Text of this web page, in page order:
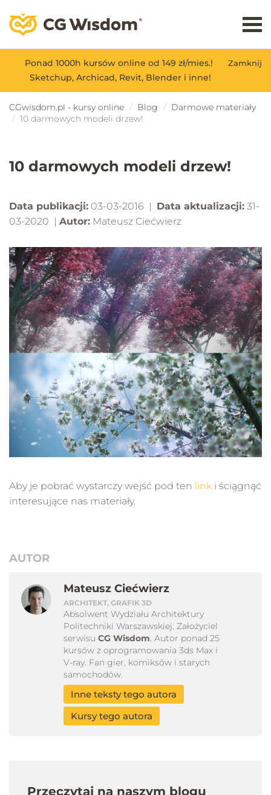
Zamknij
Ponad 1000h kursów online od 149 zł/mies.!
Sketchup, Archicad, Revit, Blender i inne!
CGwisdom.pl - kursy online Blog
Darmowe materiały
10 darmowych modeli drzew!
10 darmowych modeli drzew!
Data publikacji: 03-03-2016 | Data aktualizacji: 31-
03-2020 | Autor: Mateusz Ciećwierz
Aby je pobrać wystarczy wejść pod ten link i ściągnąć
interesujące nas materiały.
AUTOR
Mateusz Ciećwierz
ARCHITEKT, GRAFIK 3D
Absolwent Wydziału Architektury
Politechniki Warszawskiej. Założyciel
serwisu CG Wisdom. Autor ponad 25
kursów z oprogramowania 3ds Max i
V-ray. Fan gier, komiksów i starych
samochodów.
Inne teksty tego autora
Kursy tego autora
Przeczytaj na naszym blogu